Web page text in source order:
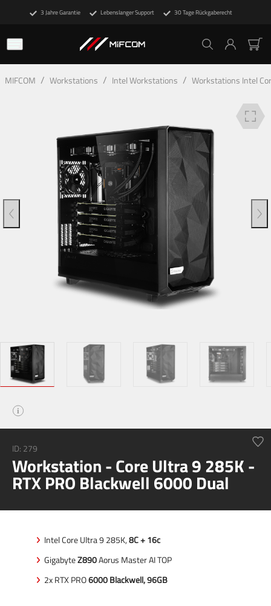
3 Jahre Garantie Lebenslanger Support 30 Tage Rückgaberecht
Beschreibung Technische Details Deine Vorteile
MIFCOM / Workstations / Intel Workstations / Workstations Intel
i
ID: 279
Workstation - Core Ultra 9 285K -
RTX PRO Blackwell 6000 Dual
Intel Core Ultra 9 285K,8C + 16c
GigabyteZ890Aorus Master AI TOP
2x RTX PRO6000 Blackwell, 96GB